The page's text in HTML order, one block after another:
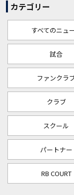
カテゴリー
すべてのニュ
試合
ファンクラ
クラブ
スクール
パートナー
RB COURT